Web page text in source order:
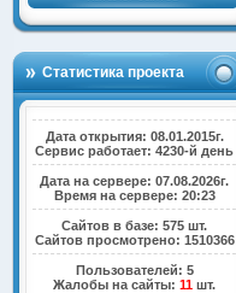
Статистика проекта
Дата открытия: 08.01.2015г.
Сервис работает: 4230-й день
Дата на сервере: 07.08.2026г.
Время на сервере: 20:23
Сайтов в базе: 575 шт.
Сайтов просмотрено: 1510366
Пользователей: 5
Жалобы на сайты:11 шт.